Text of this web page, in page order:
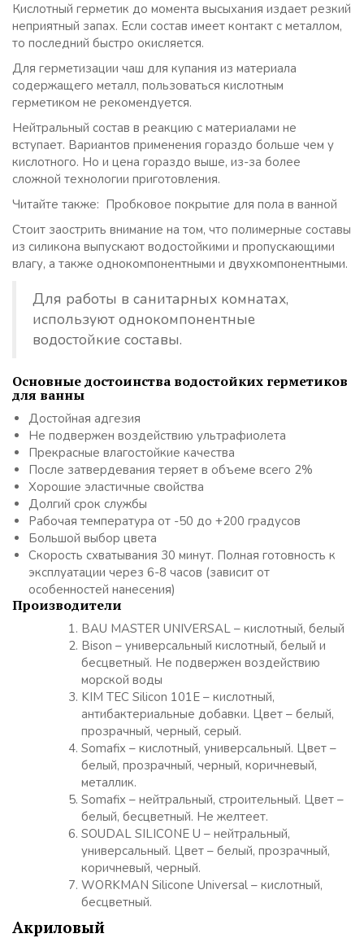
Кислотный герметик до момента высыхания издает резкий
неприятный запах. Если состав имеет контакт с металлом,
то последний быстро окисляется.
Для герметизации чаш для купания из материала
содержащего металл, пользоваться кислотным
герметиком не рекомендуется.
Нейтральный состав в реакцию с материалами не
вступает. Вариантов применения гораздо больше чем у
кислотного. Но и цена гораздо выше, из-за более
сложной технологии приготовления.
Читайте также: Пробковое покрытие для пола в ванной
Стоит заострить внимание на том, что полимерные составы
из силикона выпускают водостойкими и пропускающими
влагу, а также однокомпонентными и двухкомпонентными.
Для работы в санитарных комнатах,
используют однокомпонентные
водостойкие составы.
Основные достоинства водостойких герметиков
для ванны
Достойная адгезия
Не подвержен воздействию ультрафиолета
Прекрасные влагостойкие качества
После затвердевания теряет в объеме всего 2%
Хорошие эластичные свойства
Долгий срок службы
Рабочая температура от -50 до +200 градусов
Большой выбор цвета
Скорость схватывания 30 минут. Полная готовность к
эксплуатации через 6-8 часов (зависит от
особенностей нанесения)
Производители
BAU MASTER UNIVERSAL – кислотный, белый
Bison – универсальный кислотный, белый и
бесцветный. Не подвержен воздействию
морской воды
KIM TEC Silicon 101E – кислотный,
антибактериальные добавки. Цвет – белый,
прозрачный, черный, серый.
Somafix – кислотный, универсальный. Цвет –
белый, прозрачный, черный, коричневый,
металлик.
Somafix – нейтральный, строительный. Цвет –
белый, бесцветный. Не желтеет.
SOUDAL SILICONE U – нейтральный,
универсальный. Цвет – белый, прозрачный,
коричневый, черный.
WORKMAN Silicone Universal – кислотный,
бесцветный.
Акриловый